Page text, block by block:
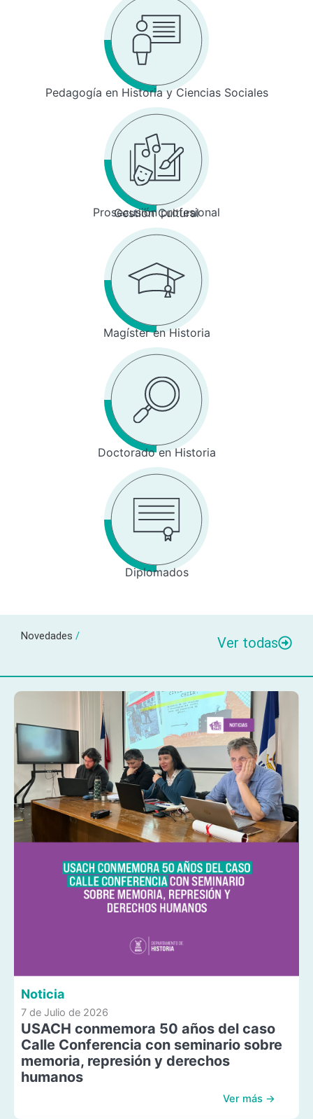
Pedagogía en Historia y Ciencias Sociales
Prosecusión profesional
Gestión Cultural
Magíster en Historia
Doctorado en Historia
Diplomados
Novedades / Ver todas
Noticia
7 de Julio de 2026
USACH conmemora 50 años del caso
Calle Conferencia con seminario sobre
memoria, represión y derechos
humanos
Ver más →